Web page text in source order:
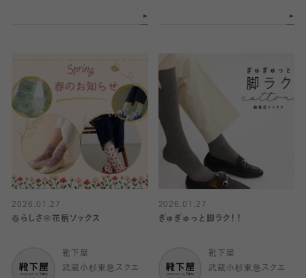
2026.01.27
春らしさ🌸花柄ソックス
靴下屋
武蔵小杉東急スクエ
2026.01.27
ぎゅぎゅっと脚ラク！！
靴下屋
武蔵小杉東急スクエ